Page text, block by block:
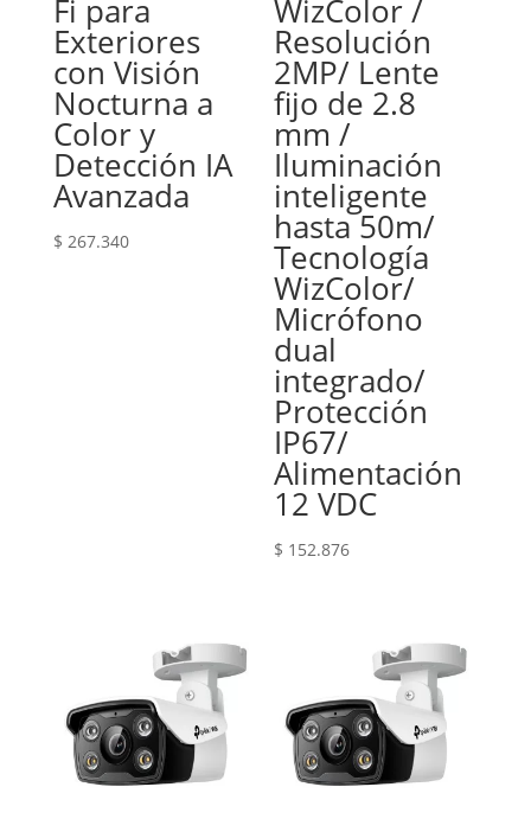
Fi para
Exteriores
con Visión
Nocturna a
Color y
Detección IA
Avanzada
$ 267.340
WizColor /
Resolución
2MP/ Lente
fijo de 2.8
mm /
Iluminación
inteligente
hasta 50m/
Tecnología
WizColor/
Micrófono
dual
integrado/
Protección
IP67/
Alimentación
12 VDC
$ 152.876